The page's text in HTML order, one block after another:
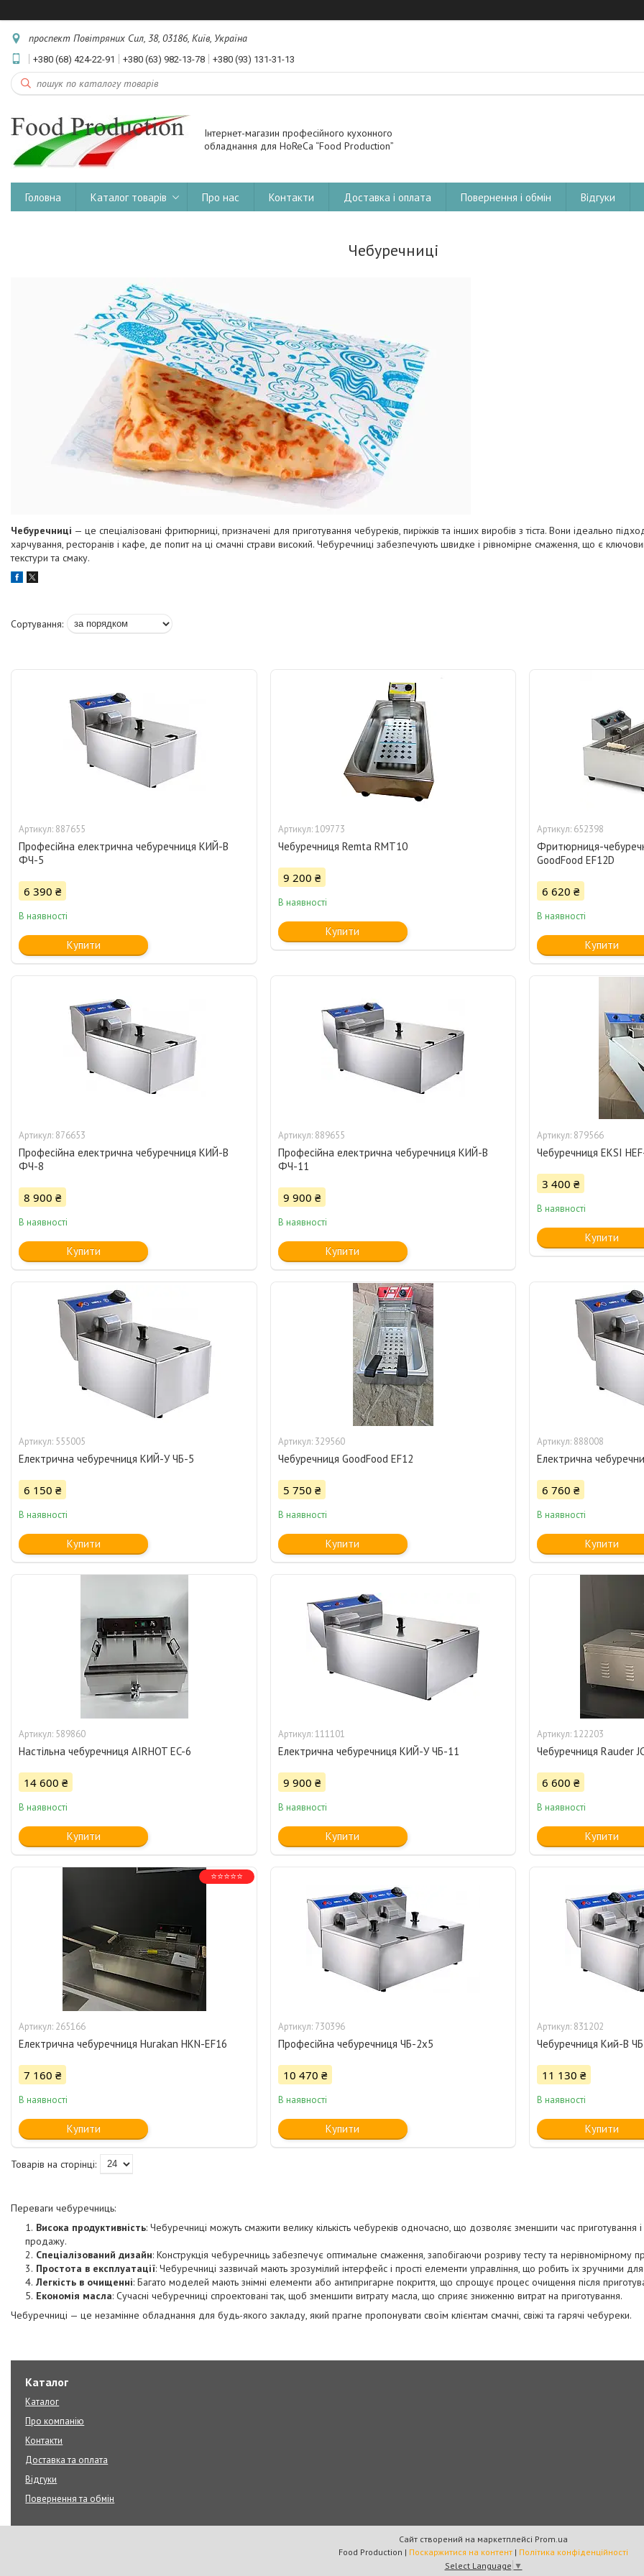
проспект Повітряних Сил, 38, 03186, Київ, Україна
+380 (68) 424-22-91 +380 (63) 982-13-78 +380 (93) 131-31-13
Інтернет-магазин професійного кухонного
обладнання для HoReCa “Food Production”
Головна Каталог товарів Про нас Контакти Доставка і оплата Повернення і обмін Відгуки
Чебуречниці
Чебуречниці — це спеціалізовані фритюрниці, призначені для приготування чебуреків, пиріжків та інших виробів з тіста. Вони ідеально
харчування, ресторанів і кафе, де попит на ці смачні страви високий. Чебуречниці забезпечують швидке і рівномірне смаження, що є
текстури та смаку.
887655
Професійна електрична чебуречниця КИЙ-В
ФЧ-5
6 390 ₴
В наявності
Купити
109773
Чебуречниця Remta RMT10
9 200 ₴
В наявності
Купити
652398
Фритюрниця-
GoodFood EF12D
6 620 ₴
В наявності
Купити
876653
Професійна електрична чебуречниця КИЙ-В
ФЧ-8
8 900 ₴
В наявності
Купити
889655
Професійна електрична чебуречниця КИЙ-В
ФЧ-11
9 900 ₴
В наявності
Купити
879566
Чебуречниця EKSI
3 400 ₴
В наявності
Купити
555005
Електрична чебуречниця КИЙ-У ЧБ-5
6 150 ₴
В наявності
Купити
329560
Чебуречниця GoodFood EF12
5 750 ₴
В наявності
Купити
888008
Електрична
6 760 ₴
В наявності
Купити
589860
Настільна чебуречниця AIRHOT EC-6
14 600 ₴
В наявності
Купити
111101
Електрична чебуречниця КИЙ-У ЧБ-11
9 900 ₴
В наявності
Купити
122203
Чебуречниця Rauder
6 600 ₴
В наявності
Купити
⭐⭐⭐⭐⭐
265166
Електрична чебуречниця Hurakan HKN-EF16
7 160 ₴
В наявності
Купити
730396
Професійна чебуречниця ЧБ-2х5
10 470 ₴
В наявності
Купити
831202
Чебуречниця Кий-В
11 130 ₴
В наявності
Купити
Переваги чебуречниць:
Висока продуктивність: Чебуречниці можуть смажити велику кількість чебуреків одночасно, що дозволяє зменшити час приготування і
продажу.
Спеціалізований дизайн: Конструкція чебуречниць забезпечує оптимальне смаження, запобігаючи розриву тесту та нерівномірному
Простота в експлуатації: Чебуречниці зазвичай мають зрозумілий інтерфейс і прості елементи управління, що робить їх зручними
Легкість в очищенні: Багато моделей мають знімні елементи або антипригарне покриття, що спрощує процес очищення після
Економія масла: Сучасні чебуречниці спроектовані так, щоб зменшити витрату масла, що сприяє зниженню витрат на приготування.
Чебуречниці — це незамінне обладнання для будь-якого закладу, який прагне пропонувати своїм клієнтам смачні, свіжі та гарячі чебуреки.
Каталог
Каталог
Про компанію
Контакти
Доставка та оплата
Відгуки
Повернення та обмін
Сайт створений на маркетплейсі Prom.ua
Food Production | Поскаржитися на контент | Політика конфіденційності
Select Language ▼